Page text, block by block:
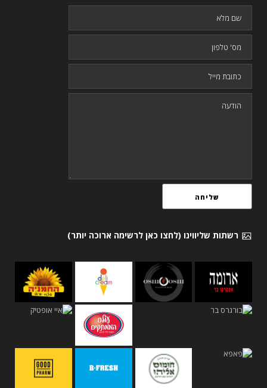
רשתות שליווינו (לחצו כאן לרשימה ארוכה יותר)